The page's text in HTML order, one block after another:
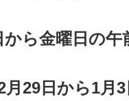
から金曜日の午
月29日から1月